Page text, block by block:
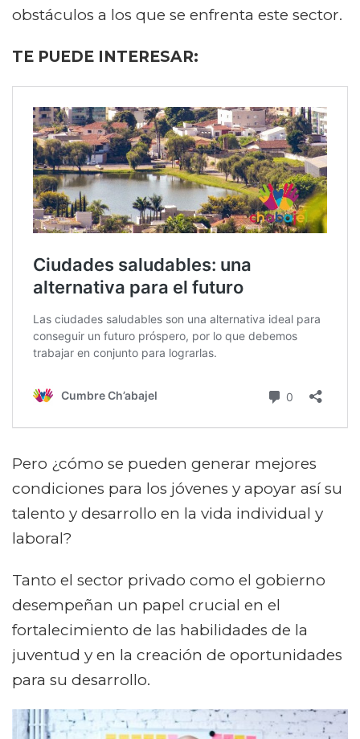
obstáculos a los que se enfrenta este sector.
TE PUEDE INTERESAR:
Pero ¿cómo se pueden generar mejores
condiciones para los jóvenes y apoyar así su
talento y desarrollo en la vida individual y
laboral?
Tanto el sector privado como el gobierno
desempeñan un papel crucial en el
fortalecimiento de las habilidades de la
juventud y en la creación de oportunidades
para su desarrollo.